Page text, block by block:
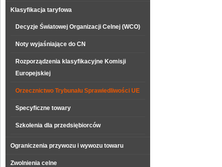
Klasyfikacja taryfowa
Decyzje Światowej Organizacji Celnej (WCO)
Noty wyjaśniające do CN
Rozporządzenia klasyfikacyjne Komisji
Europejskiej
Orzecznictwo Trybunału Sprawiedliwości UE
Specyficzne towary
Szkolenia dla przedsiębiorców
Ograniczenia przywozu i wywozu towaru
Zwolnienia celne